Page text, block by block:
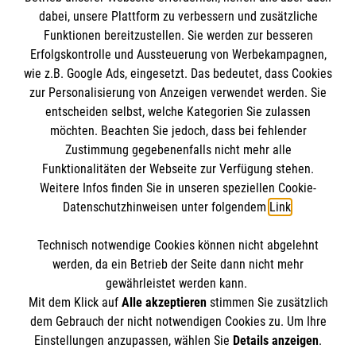
BIC: GENODED 1PA7
Newsletter abonnieren
Cookies verwalten|AGB|Impressum|Datenschutz
Barrierefreiheit |Kontakt| Sharepoint|Mediathek
dabei, unsere Plattform zu verbessern und zusätzliche
Funktionen bereitzustellen. Sie werden zur besseren
Erfolgskontrolle und Aussteuerung von Werbekampagnen,
wie z.B. Google Ads, eingesetzt. Das bedeutet, dass Cookies
zur Personalisierung von Anzeigen verwendet werden. Sie
entscheiden selbst, welche Kategorien Sie zulassen
möchten. Beachten Sie jedoch, dass bei fehlender
Zustimmung gegebenenfalls nicht mehr alle
Funktionalitäten der Webseite zur Verfügung stehen.
Weitere Infos finden Sie in unseren speziellen Cookie-
Datenschutzhinweisen unter folgendem Link.
Technisch notwendige Cookies können nicht abgelehnt
werden, da ein Betrieb der Seite dann nicht mehr
gewährleistet werden kann.
Mit dem Klick auf Alle akzeptierenstimmen Sie zusätzlich
dem Gebrauch der nicht notwendigen Cookies zu. Um Ihre
Einstellungen anzupassen, wählen Sie Details anzeigen.